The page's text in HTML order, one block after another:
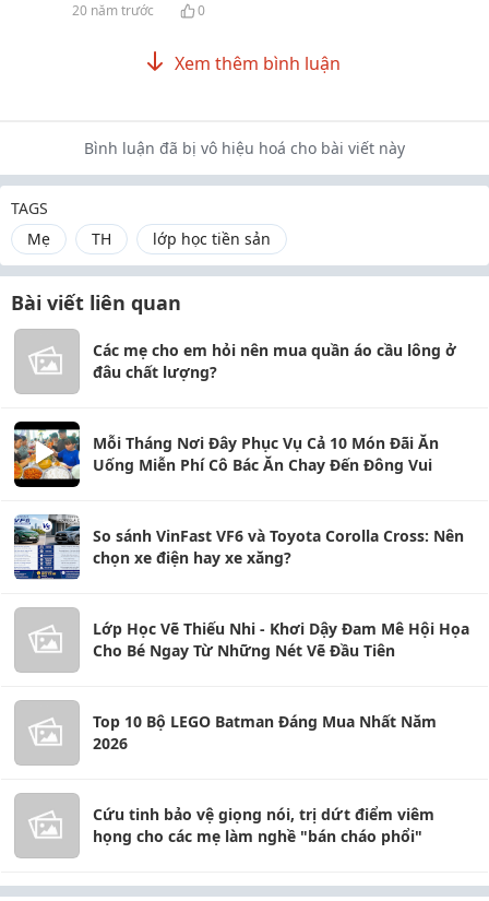
20 năm trước 0
Xem thêm bình luận
Bình luận đã bị vô hiệu hoá cho bài viết này
TAGS
Mẹ
TH lớp học tiền sản
Bài viết liên quan
Các mẹ cho em hỏi nên mua quần áo cầu lông ở
đâu chất lượng?
Mỗi Tháng Nơi Đây Phục Vụ Cả 10 Món Đãi Ăn
Uống Miễn Phí Cô Bác Ăn Chay Đến Đông Vui
So sánh VinFast VF6 và Toyota Corolla Cross: Nên
chọn xe điện hay xe xăng?
Lớp Học Vẽ Thiếu Nhi - Khơi Dậy Đam Mê Hội Họa
Cho Bé Ngay Từ Những Nét Vẽ Đầu Tiên
Top 10 Bộ LEGO Batman Đáng Mua Nhất Năm
2026
Cứu tinh bảo vệ giọng nói, trị dứt điểm viêm
họng cho các mẹ làm nghề "bán cháo phổi"